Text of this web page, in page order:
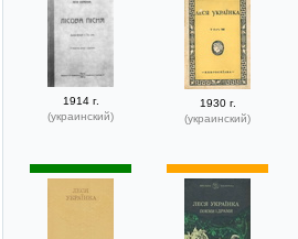
1914 г.
(украинский)
1930 г.
(украинский)